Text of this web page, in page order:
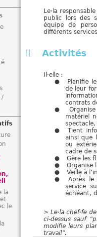
Le·la
public lors des
équipe de
différents
Activités
Il·elle :
Planifie
de leur
contrats
matériel
spectacle,
Tient
ainsi que
ou
cadre de
Gère les
Organise
Veille à
Après le
service
échéant,
> Le·la chef·fe
ci-dessus sauf
modifie leurs
travail”.
/
la
le